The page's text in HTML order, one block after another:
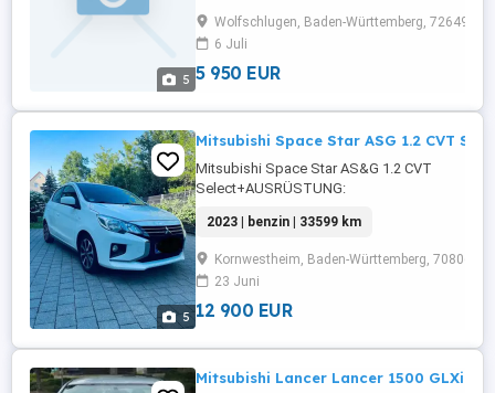
5
...
Wolfschlugen, Baden-Württemberg, 72649
6 Juli
5 950 EUR
5
Mitsubishi Space Star ASG 1.2 CVT
Mitsubishi Space Star AS&G 1.2 CVT
Select+AUSRÜSTUNG:
Inspektion: 2028-05-01T00:00:00.000ZDetails:
Weitere Infos und KontaktAutoscout24.de
2023 | benzin | 33599 km
Kornwestheim, Baden-Württemberg, 70806
23 Juni
12 900 EUR
Mitsubishi Lancer Lancer 1500 GLXi